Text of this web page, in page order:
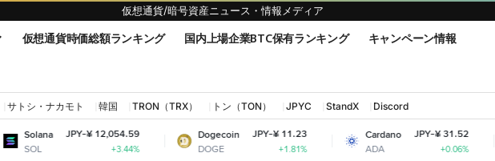
仮想通貨/暗号資産ニュース・情報メディア
仮想通貨時価総額ランキング 国内上場企業BTC保有ランキング キャンペーン情報
サトシ・ナカモト 韓国 TRON（TRX） トン（TON） JPYC StandX Discord
JPY-¥ 12,054.59
+3.44%
Dogecoin
DOGE
JPY-¥ 11.23
+1.81%
Cardano
ADA
JPY-¥ 31.52
+0.06%
Shiba Inu
SHIB